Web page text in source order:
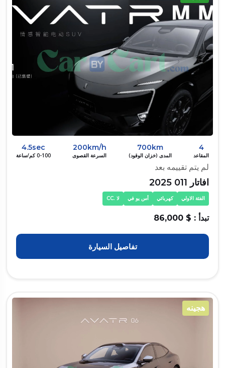
4
المقاعد
700km
المدى (خزان الوقود)
200km/h
السرعة القصوى
4.5sec
0-100 كم/ساعة
لم يتم تقييمه بعد
افاتار 011 2025
الفئة الاولي كهربائي أس يو في لا .CC
تبدأ : $ 86,000
تفاصيل السيارة
هجينه